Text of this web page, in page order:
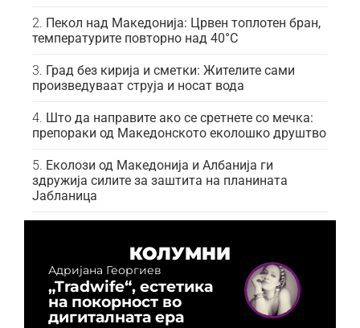
Пекол над Македонија: Црвен топлотен бран,
температурите повторно над 40°C
Град без кирија и сметки: Жителите сами
произведуваат струја и носат вода
Што да направите ако се сретнете со мечка:
препораки од Македонското еколошко друштво
Еколози од Македонија и Албанија ги
здружија силите за заштита на планината
Јабланица
КОЛУМНИ
Адријана Георгиев
„Tradwife“, естетика
на покорност во
дигиталната ера